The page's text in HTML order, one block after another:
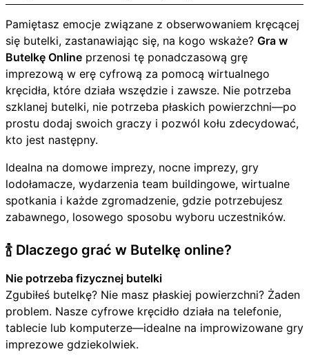
Pamiętasz emocje związane z obserwowaniem kręcącej
się butelki, zastanawiając się, na kogo wskaże? Gra w
Butelkę Online przenosi tę ponadczasową grę
imprezową w erę cyfrową za pomocą wirtualnego
kręcidła, które działa wszędzie i zawsze. Nie potrzeba
szklanej butelki, nie potrzeba płaskich powierzchni—po
prostu dodaj swoich graczy i pozwól kołu zdecydować,
kto jest następny.
Idealna na domowe imprezy, nocne imprezy, gry
lodołamacze, wydarzenia team buildingowe, wirtualne
spotkania i każde zgromadzenie, gdzie potrzebujesz
zabawnego, losowego sposobu wyboru uczestników.
🍾 Dlaczego grać w Butelkę online?
Nie potrzeba fizycznej butelki
Zgubiłeś butelkę? Nie masz płaskiej powierzchni? Żaden
problem. Nasze cyfrowe kręcidło działa na telefonie,
tablecie lub komputerze—idealne na improwizowane gry
imprezowe gdziekolwiek.